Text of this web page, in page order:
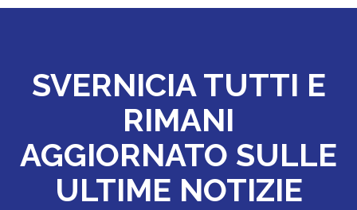
SVERNICIA TUTTI E
RIMANI
AGGIORNATO SULLE
ULTIME NOTIZIE